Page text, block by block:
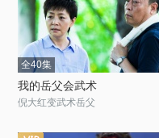
全40集
我的岳父会武术
倪大红变武术岳父